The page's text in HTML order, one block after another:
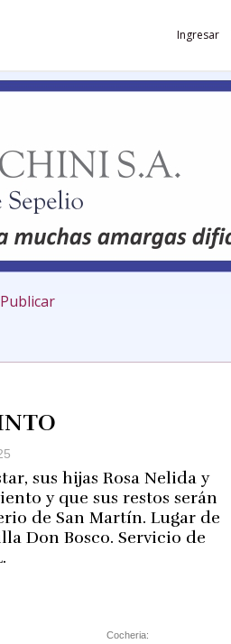
Ingresar
sus hijas Rosa Nelida y
y que sus restos serán
de San Martín. Lugar de
Don Bosco. Servicio de
Cocheria: